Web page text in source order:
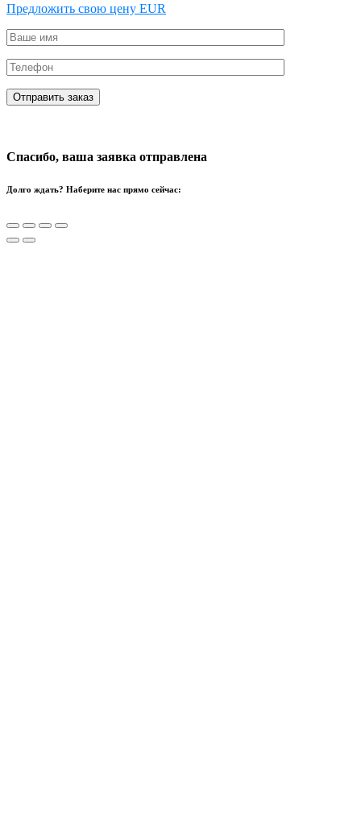
Предложить свою цену EUR
Спасибо, ваша заявка отправлена
Долго ждать? Наберите нас прямо сейчас: